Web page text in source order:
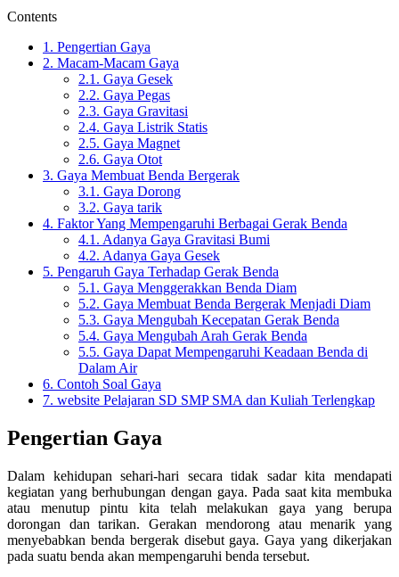
Contents
1. Pengertian Gaya
2. Macam-Macam Gaya
2.1. Gaya Gesek
2.2. Gaya Pegas
2.3. Gaya Gravitasi
2.4. Gaya Listrik Statis
2.5. Gaya Magnet
2.6. Gaya Otot
3. Gaya Membuat Benda Bergerak
3.1. Gaya Dorong
3.2. Gaya tarik
4. Faktor Yang Mempengaruhi Berbagai Gerak Benda
4.1. Adanya Gaya Gravitasi Bumi
4.2. Adanya Gaya Gesek
5. Pengaruh Gaya Terhadap Gerak Benda
5.1. Gaya Menggerakkan Benda Diam
5.2. Gaya Membuat Benda Bergerak Menjadi Diam
5.3. Gaya Mengubah Kecepatan Gerak Benda
5.4. Gaya Mengubah Arah Gerak Benda
5.5. Gaya Dapat Mempengaruhi Keadaan Benda di
Dalam Air
6. Contoh Soal Gaya
7. website Pelajaran SD SMP SMA dan Kuliah Terlengkap
Pengertian Gaya
Dalam kehidupan sehari-hari secara tidak sadar kita mendapati
kegiatan yang berhubungan dengan gaya. Pada saat kita membuka
atau menutup pintu kita telah melakukan gaya yang berupa
dorongan dan tarikan. Gerakan mendorong atau menarik yang
menyebabkan benda bergerak disebut gaya. Gaya yang dikerjakan
pada suatu benda akan mempengaruhi benda tersebut.